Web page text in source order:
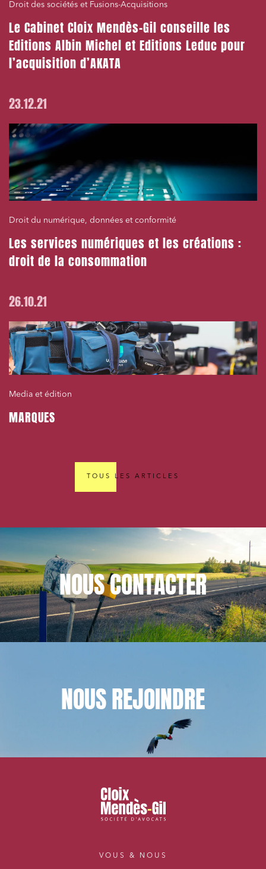
Droit des sociétés et Fusions-Acquisitions
Le Cabinet Cloix Mendès-Gil conseille les
Editions Albin Michel et Editions Leduc pour
l’acquisition d’AKATA
23.12.21
Droit du numérique, données et conformité
Les services numériques et les créations :
droit de la consommation
26.10.21
Media et édition
MARQUES
TOUS LES ARTICLES
NOUSCONTACTER
NOUSREJOINDRE
VOUS & NOUS